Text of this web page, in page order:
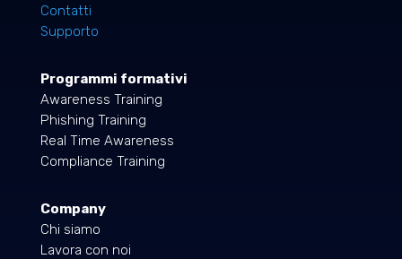
Contatti
Supporto
Programmi formativi
Awareness Training
Phishing Training
Real Time Awareness
Compliance Training
Company
Chi siamo
Lavora con noi